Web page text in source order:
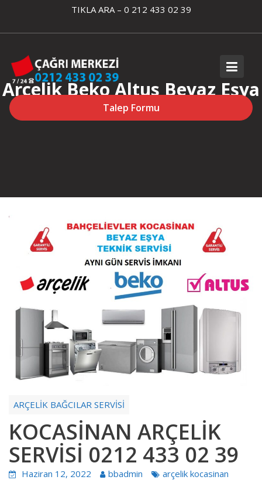
content
TIKLA ARA – 0 212 433 02 39
Talep Formu
Arçelik Beko Altus Beyaz Eşya
Servisi
ARÇELİK BAĞCILAR SERVİSİ
KOCASİNAN ARÇELİK
SERVİSİ 0212 433 02 39
Haziran 12, 2022 bbadmin
arçelik kocasinan